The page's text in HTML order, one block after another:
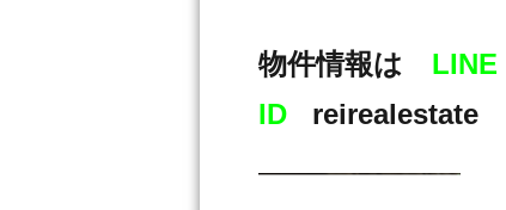
物件情報は LINE
ID reirealestate